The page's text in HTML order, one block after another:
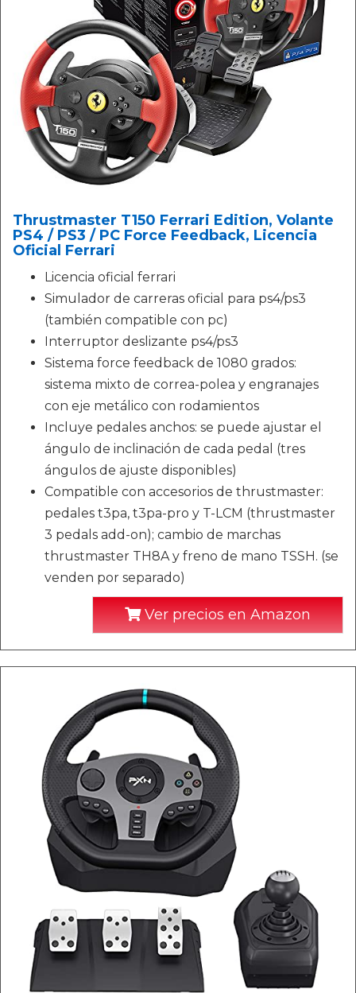
Thrustmaster T150 Ferrari Edition, Volante
PS4 / PS3 / PC Force Feedback, Licencia
Oficial Ferrari
Licencia oficial ferrari
Simulador de carreras oficial para ps4/ps3
(también compatible con pc)
Interruptor deslizante ps4/ps3
Sistema force feedback de 1080 grados:
sistema mixto de correa-polea y engranajes
con eje metálico con rodamientos
Incluye pedales anchos: se puede ajustar el
ángulo de inclinación de cada pedal (tres
ángulos de ajuste disponibles)
Compatible con accesorios de thrustmaster:
pedales t3pa, t3pa-pro y T-LCM (thrustmaster
3 pedals add-on); cambio de marchas
thrustmaster TH8A y freno de mano TSSH. (se
venden por separado)
Ver precios en Amazon